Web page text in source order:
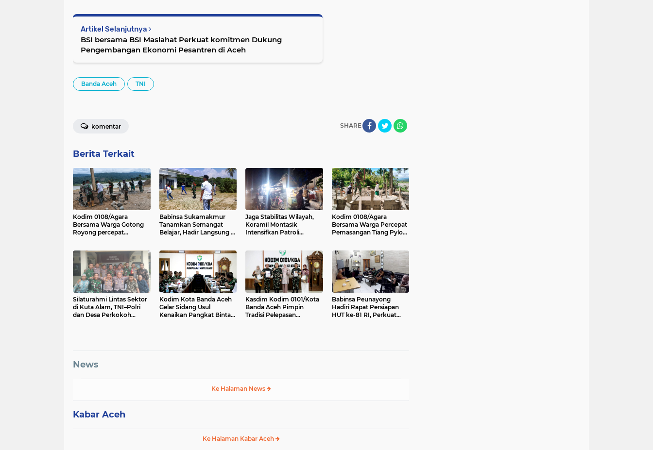
Artikel Selanjutnya
BSI bersama BSI Maslahat Perkuat komitmen Dukung
Pengembangan Ekonomi Pesantren di Aceh
Banda Aceh TNI
SHARE
komentar
Berita Terkait
Kodim 0108/Agara
Bersama Warga Gotong
Royong percepat
Aceh Tenggara
Babinsa Sukamakmur
Tanamkan Semangat
Belajar, Hadir Langsung di
Jaga Stabilitas Wilayah,
Koramil Montasik
Intensifkan Patroli
Kodim 0108/Agara
Bersama Warga Percepat
Pemasangan Tiang Pylon
Tenggara
Silaturahmi Lintas Sektor
di Kuta Alam, TNI–Polri
dan Desa Perkokoh
Kodim Kota Banda Aceh
Gelar Sidang Usul
Kenaikan Pangkat Bintara
Kasdim Kodim 0101/Kota
Banda Aceh Pimpin
Tradisi Pelepasan
Babinsa Peunayong
Hadiri Rapat Persiapan
HUT ke-81 RI, Perkuat
News
Ke Halaman News
Kabar Aceh
Ke Halaman Kabar Aceh